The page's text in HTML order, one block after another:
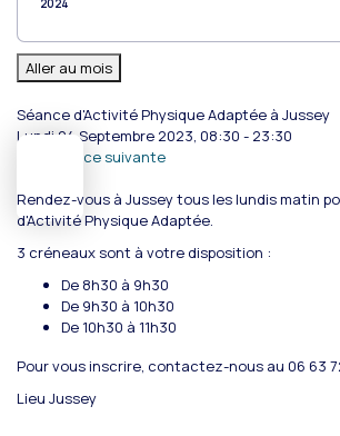
Aller au mois
Séance d'Activité Physique Adaptée à Jussey
Lundi 04 Septembre 2023, 08:30 - 23:30
Occurrence suivante
Rendez-vous à Jussey tous les lundis matin
d'Activité Physique Adaptée.
3 créneaux sont à votre disposition :
De 8h30 à 9h30
De 9h30 à 10h30
De 10h30 à 11h30
Pour vous inscrire, contactez-nous au 06 63
Lieu Jussey